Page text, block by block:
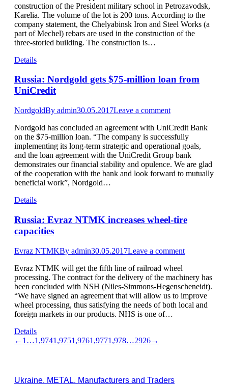
construction of the President military school in Petrozavodsk,
Karelia. The volume of the lot is 200 tons. According to the
company statement, the Chelyabinsk Iron and Steel Works (a
part of Mechel) rebars are used in the construction of the
three-storied building. The construction is…
Details
Russia: Nordgold gets $75-million loan from
UniCredit
NordgoldBy admin30.05.2017Leave a comment
Nordgold has concluded an agreement with UniCredit Bank
on the $75-million loan. “The company is successfully
implementing its long-term strategic and operational goals,
and the loan agreement with the UniCredit Group bank
demonstrates our financial stability and opulence. We are glad
of the cooperation with the bank and look forward to mutually
beneficial work”, Nordgold…
Details
Russia: Evraz NTMK increases wheel-tire
capacities
Evraz NTMKBy admin30.05.2017Leave a comment
Evraz NTMK will get the fifth line of railroad wheel
processing. The contract for the delivery of the machinery has
been concluded with NSH (Niles-Simmons-Hegenscheneidt).
“We have signed an agreement that will allow us to improve
wheel processing, thus satisfying the needs of both local and
foreign markets in our products. NHS is one of…
Details
← 1 …1,9741,9751,9761,9771,978…2926→
Ukraine. METAL. Manufacturers and Traders